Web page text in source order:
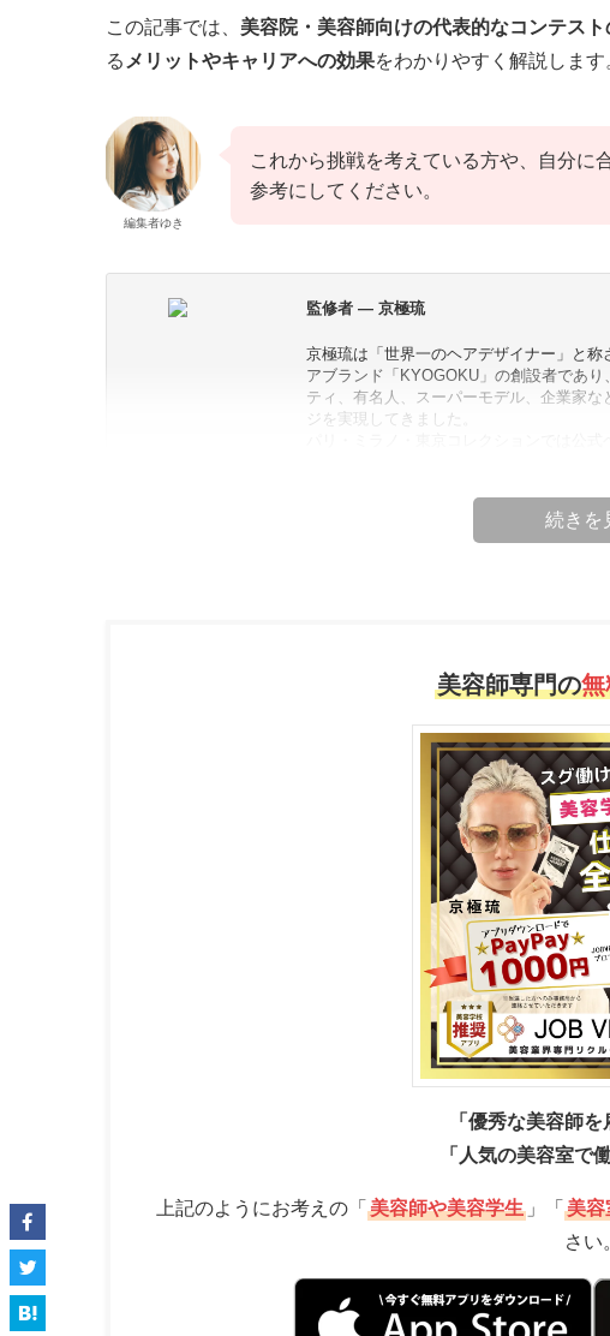
この記事では、 美容院・美容師向けの代表的なコンテス
る メリットやキャリアへの効果をわかりやすく解説します
編集者ゆき
これから挑戦を考えている方や、自分に
参考にしてください。
監修者 — 京極琉
京極琉は「世界一のヘアデザイナー」と
アブランド「KYOGOKU」の創設者であ
ティ、有名人、スーパーモデル、企業家
ジを実現してきました。
「完璧なヘアスタイルとは、見た目の変
・世界的に認められた「世界一のヘアデザ
・日本のトップヘアブランド「KYOGOKU
・アジアで最も人気のあるヘアアーティ
京極琉プロフィール
美容師専門の無
「優秀な美容師を
「人気の美容室で
上記のようにお考えの「 美容師や美容学生 」「 美容
さい